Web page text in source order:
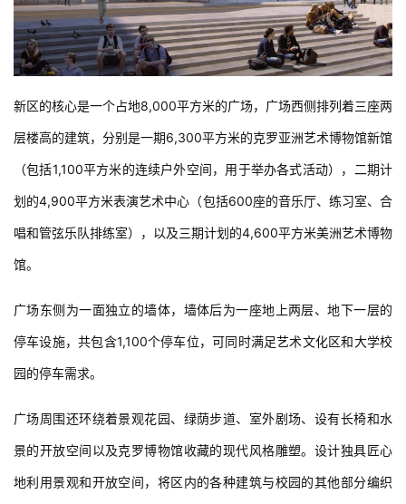
新区的核心是一个占地8,000平方米的广场，广场西侧排列着三座两
层楼高的建筑，分别是一期6,300平方米的克罗亚洲艺术博物馆新馆
（包括1,100平方米的连续户外空间，用于举办各式活动），二期计
划的4,900平方米表演艺术中心（包括600座的音乐厅、练习室、合
唱和管弦乐队排练室），以及三期计划的4,600平方米美洲艺术博物
馆。
广场东侧为一面独立的墙体，墙体后为一座地上两层、地下一层的
停车设施，共包含1,100个停车位，可同时满足艺术文化区和大学校
园的停车需求。
广场周围还环绕着景观花园、绿荫步道、室外剧场、设有长椅和水
景的开放空间以及克罗博物馆收藏的现代风格雕塑。设计独具匠心
地利用景观和开放空间，将区内的各种建筑与校园的其他部分编织